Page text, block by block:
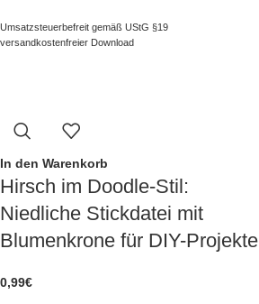
Umsatzsteuerbefreit gemäß UStG §19
versandkostenfreier Download
In den Warenkorb
Hirsch im Doodle-Stil:
Niedliche Stickdatei mit
Blumenkrone für DIY-Projekte
0,99€